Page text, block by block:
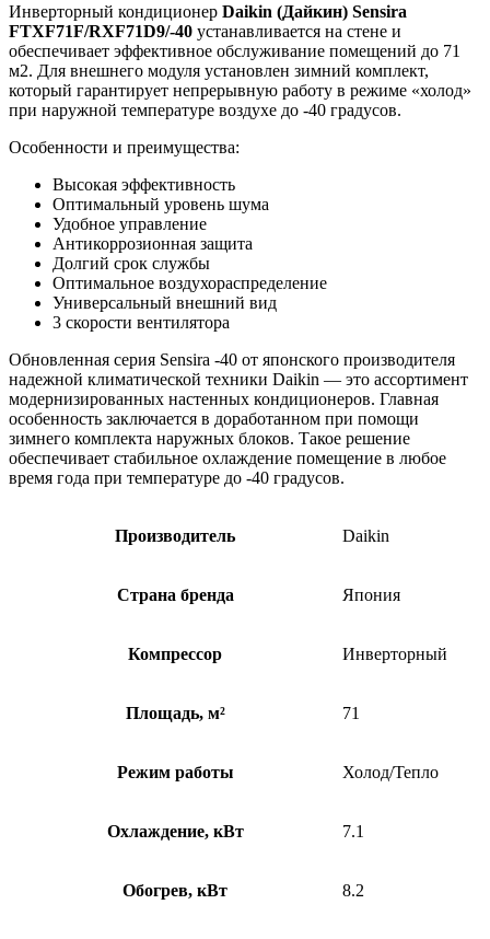
Инверторный кондиционер Daikin (Дайкин) Sensira
FTXF71F/RXF71D9/-40 устанавливается на стене и
обеспечивает эффективное обслуживание помещений до 71
м2. Для внешнего модуля установлен зимний комплект,
который гарантирует непрерывную работу в режиме «холод»
при наружной температуре воздухе до -40 градусов.
Особенности и преимущества:
Высокая эффективность
Оптимальный уровень шума
Удобное управление
Антикоррозионная защита
Долгий срок службы
Оптимальное воздухораспределение
Универсальный внешний вид
3 скорости вентилятора
Обновленная серия Sensira -40 от японского производителя
надежной климатической техники Daikin — это ассортимент
модернизированных настенных кондиционеров. Главная
особенность заключается в доработанном при помощи
зимнего комплекта наружных блоков. Такое решение
обеспечивает стабильное охлаждение помещение в любое
время года при температуре до -40 градусов.
Производитель Daikin
Страна бренда Япония
Компрессор Инверторный
Площадь, м² 71
Режим работы Холод/Тепло
Охлаждение, кВт 7.1
Обогрев, кВт 8.2